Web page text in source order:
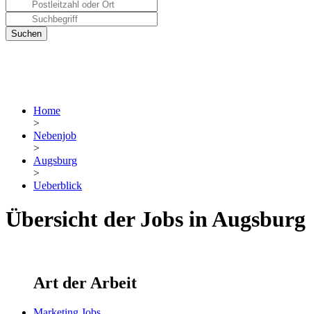
Home
>
Nebenjob
>
Augsburg
>
Ueberblick
Übersicht der Jobs in Augsburg
Art der Arbeit